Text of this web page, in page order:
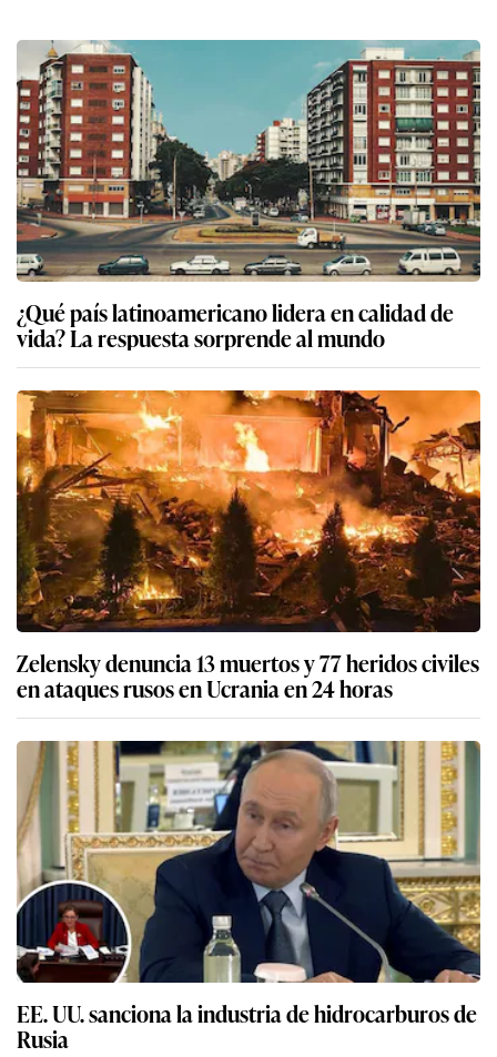
¿Qué país latinoamericano lidera en calidad de
vida? La respuesta sorprende al mundo
Zelensky denuncia 13 muertos y 77 heridos civiles
en ataques rusos en Ucrania en 24 horas
EE. UU. sanciona la industria de hidrocarburos de
Rusia